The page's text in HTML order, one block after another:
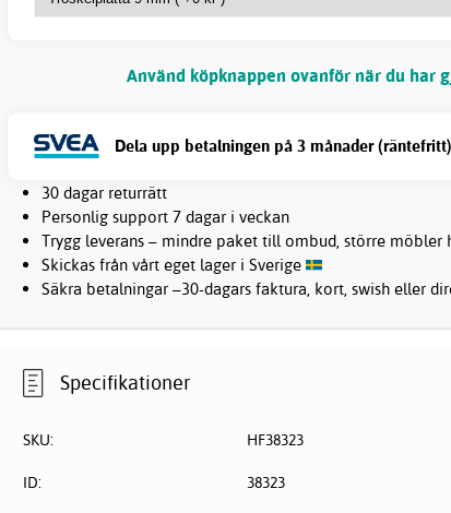
Använd köpknappen ovanför när du har
Dela upp betalningen på 3 månader (räntefritt)
30 dagar returrätt
Personlig support 7 dagar i veckan
Trygg leverans – mindre paket till ombud, större möbler
Skickas från vårt eget lager i Sverige
Säkra betalningar –30-dagars faktura, kort, swish eller
Specifikationer
SKU: HF38323
ID: 38323